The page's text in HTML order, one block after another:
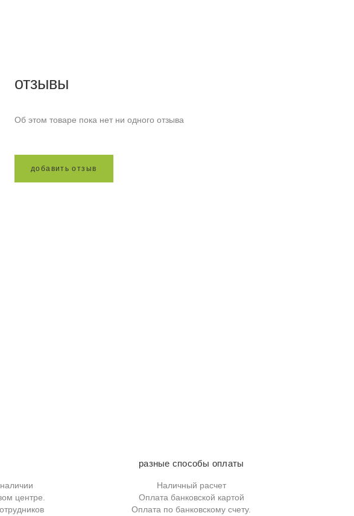
отзывы
Об этом товаре пока нет ни одного отзыва
до бавить о тз ыв
центре.
разные способы оплаты
Наличный расчет
Оплата банковской картой
Оплата по банковскому счету.